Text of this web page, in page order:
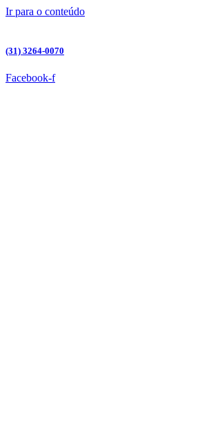
Ir para o conteúdo
(31) 3264-0070
Facebook-f